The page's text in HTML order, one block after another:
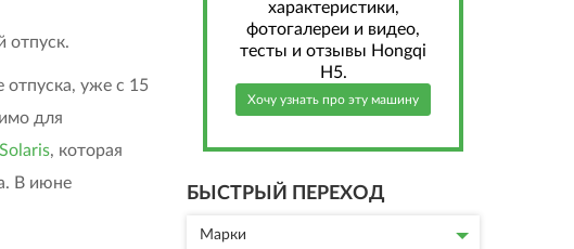
отпуск.
отпуска, уже с 15
для
Solaris, которая
В июне
характеристики,
фотогалереи и видео,
тесты и отзывы Hongqi
H5.
Хочу узнать про эту машину
БЫСТРЫЙ ПЕРЕХОД
Марки